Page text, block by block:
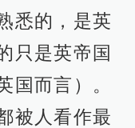
悉的，是英
只是英帝国
国而言）。
被人看作最